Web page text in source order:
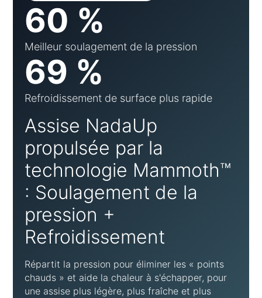
60 %
Meilleur soulagement de la pression
69 %
Refroidissement de surface plus rapide
Assise NadaUp
propulsée par la
technologie Mammoth™
: Soulagement de la
pression +
Refroidissement
Répartit la pression pour éliminer les « points
chauds » et aide la chaleur à s'échapper, pour
une assise plus légère, plus fraîche et plus